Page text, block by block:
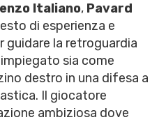
Italiano, Pavard
di esperienza e
la retroguardia
sia come
destro in una difesa a
Il giocatore
ambiziosa dove